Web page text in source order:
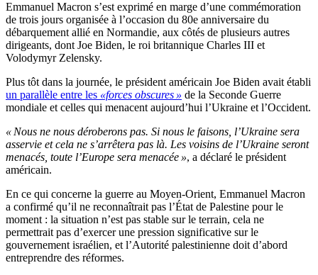
Emmanuel Macron s’est exprimé en marge d’une commémoration
de trois jours organisée à l’occasion du 80e anniversaire du
débarquement allié en Normandie, aux côtés de plusieurs autres
dirigeants, dont Joe Biden, le roi britannique Charles III et
Volodymyr Zelensky.
Plus tôt dans la journée, le président américain Joe Biden avait établi
un parallèle entre les «forces obscures » de la Seconde Guerre
mondiale et celles qui menacent aujourd’hui l’Ukraine et l’Occident.
« Nous ne nous déroberons pas. Si nous le faisons, l’Ukraine sera
asservie et cela ne s’arrêtera pas là. Les voisins de l’Ukraine seront
menacés, toute l’Europe sera menacée », a déclaré le président
américain.
En ce qui concerne la guerre au Moyen-Orient, Emmanuel Macron
a confirmé qu’il ne reconnaîtrait pas l’État de Palestine pour le
moment : la situation n’est pas stable sur le terrain, cela ne
permettrait pas d’exercer une pression significative sur le
gouvernement israélien, et l’Autorité palestinienne doit d’abord
entreprendre des réformes.